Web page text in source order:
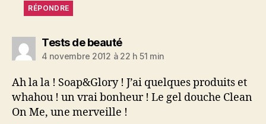
RÉPONDRE
Tests de beautédit :
4 novembre 2012 à 22 h 51 min
Ah la la ! Soap&Glory ! J’ai quelques produits et
whahou ! un vrai bonheur ! Le gel douche Clean
On Me, une merveille !